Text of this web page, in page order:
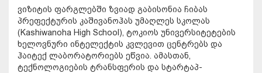
ვიზიტის ფარგლებში ზვიად გაბისონია ჩიბას
პრეფექტურის კაშივანოჰას უმაღლეს სკოლას
(Kashiwanoha High School), ტოკიოს უნივერსიტეტების
ხელოვნური ინტელექტის კვლევით ცენტრებს და
ჰაიტექ ლაბორატორიებს ეწვია. ამასთან,
ტექნოლოგიების ტრანსფერის და სტარტაპ-